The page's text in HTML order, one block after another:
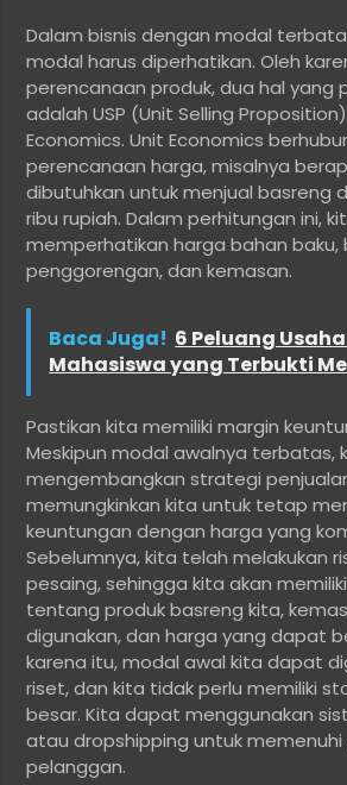
Dalam bisnis dengan modal
modal harus diperhatikan. Oleh
perencanaan produk, dua hal yang
adalah USP (Unit Selling
Economics. Unit Economics
perencanaan harga, misalnya
dibutuhkan untuk menjual basreng
ribu rupiah. Dalam perhitungan ini,
memperhatikan harga bahan baku,
penggorengan, dan kemasan.
Baca Juga! 6 Peluang
Mahasiswa yang Terbukti
Pastikan kita memiliki margin
Meskipun modal awalnya terbatas,
mengembangkan strategi
memungkinkan kita untuk tetap
keuntungan dengan harga yang
Sebelumnya, kita telah melakukan
pesaing, sehingga kita akan
tentang produk basreng kita,
digunakan, dan harga yang dapat
karena itu, modal awal kita dapat
riset, dan kita tidak perlu memiliki
besar. Kita dapat menggunakan
atau dropshipping untuk
pelanggan.